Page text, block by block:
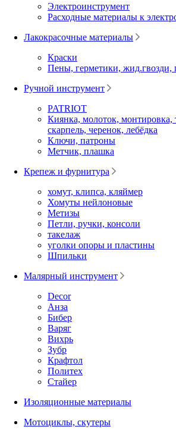
Электроинструмент
Расходные материалы к
Лакокрасочные материалы
Краски
Пены, герметики, жид.гвозди,
Ручной инструмент
PATRIOT
Киянка, молоток, монтировка,
скарпель, черенок, лебёдка
Ключи, патроны
Метчик, плашка
Крепеж и фурнитура
хомут, клипса, кляймер
Хомуты нейлоновые
Метизы
Петли, ручки, консоли
такелаж
уголки опоры и пластины
Шпильки
Малярный инструмент
Decor
Анза
Бибер
Варяг
Вихрь
Зубр
Крафтол
Политех
Стайер
Изоляционные материалы
Мотоциклы, скутеры